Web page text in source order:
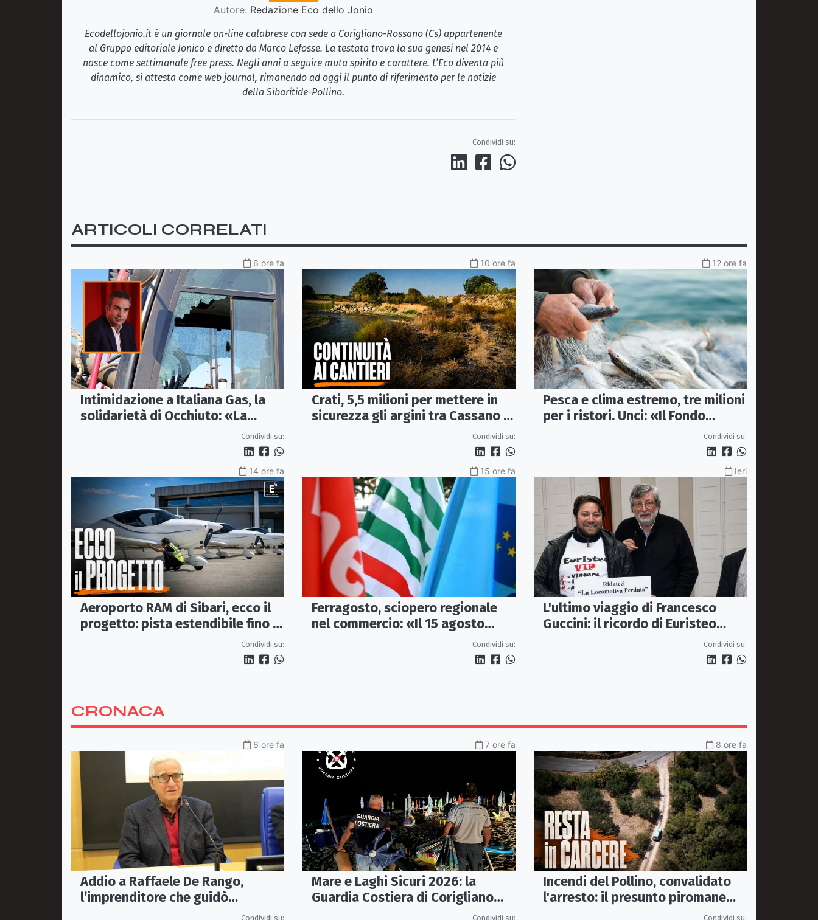
Autore: Redazione Eco dello Jonio
Ecodellojonio.it è un giornale on-line calabrese con sede a Corigliano-Rossano (Cs) appartenente
al Gruppo editoriale Jonico e diretto da Marco Lefosse. La testata trova la sua genesi nel 2014 e
nasce come settimanale free press. Negli anni a seguire muta spirito e carattere. L’Eco diventa più
dinamico, si attesta come web journal, rimanendo ad oggi il punto di riferimento per le notizie
della Sibaritide-Pollino.
Condividi su:
ARTICOLI CORRELATI
6 ore fa
Intimidazione a Italiana Gas, la
solidarietà di Occhiuto: «La
Calabria onesta non arretra»Condividi su:
10 ore fa
Crati, 5,5 milioni per mettere in
sicurezza gli argini tra Cassano e
Condividi su:
12 ore fa
Pesca e clima estremo, tre milioni
per i ristori. Unci: «Il Fondo
Condividi su:
14 ore fa
Aeroporto RAM di Sibari, ecco il
progetto: pista estendibile fino a
2 km e trasporto passeggeriCondividi su:
15 ore fa
Ferragosto, sciopero regionale
nel commercio: «Il 15 agosto
Condividi su:
Ieri
L'ultimo viaggio di Francesco
Guccini: il ricordo di Euristeo
Condividi su:
CRONACA
6 ore fa
Addio a Raffaele De Rango,
l’imprenditore che guidò
Condividi su:
7 ore fa
Mare e Laghi Sicuri 2026: la
Guardia Costiera di Corigliano
controlla il litorale da RoccaCondividi su:
8 ore fa
Incendi del Pollino, convalidato
l'arresto: il presunto piromane
Condividi su: